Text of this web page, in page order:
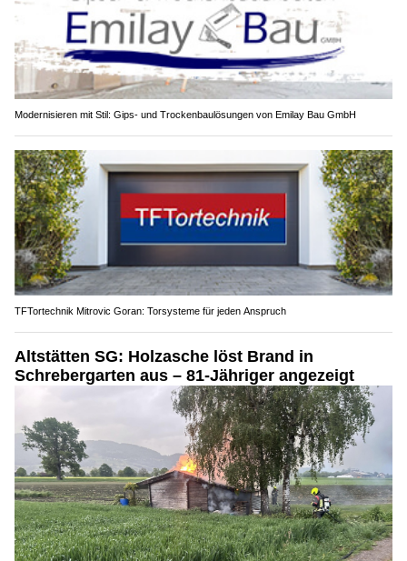
Modernisieren mit Stil: Gips- und Trockenbaulösungen von Emilay Bau GmbH
TFTortechnik Mitrovic Goran: Torsysteme für jeden Anspruch
Altstätten SG: Holzasche löst Brand in
Schrebergarten aus – 81-Jähriger angezeigt